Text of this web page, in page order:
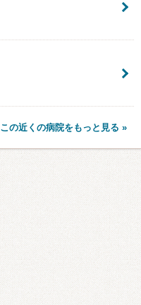
この近くの病院をもっと見る »